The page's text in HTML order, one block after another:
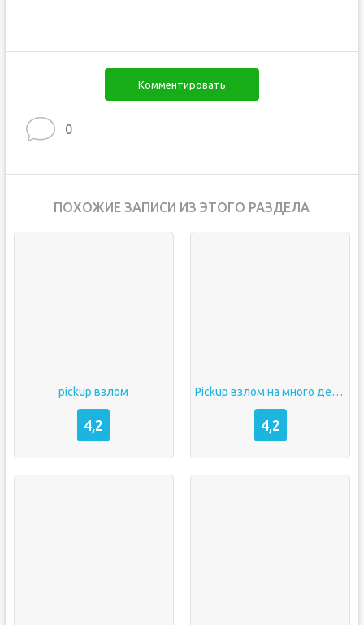
Комментировать
0
ПОХОЖИЕ ЗАПИСИ ИЗ ЭТОГО РАЗДЕЛА
pickup взлом
4,2
Pickup взлом на много денег
4,2